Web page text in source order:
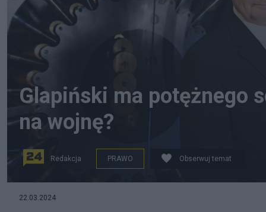
Glapiński ma potężnego
na wojnę?
Redakcja PRAWO Obserwuj temat
22.03.2024